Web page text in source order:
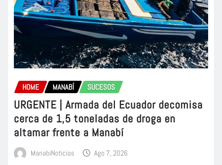
HOME MANABÍ SUCESOS
URGENTE | Armada del Ecuador decomisa
cerca de 1,5 toneladas de droga en
altamar frente a Manabí
ManabiNoticias Ago 7, 2026